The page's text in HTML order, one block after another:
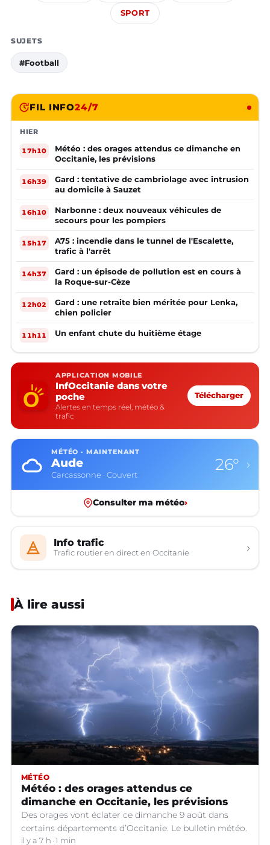
SPORT
SUJETS
#Football
FIL INFO24/7
HIER
17h10
Météo : des orages attendus ce dimanche en
Occitanie, les prévisions
16h39
Gard : tentative de cambriolage avec intrusion
au domicile à Sauzet
16h10
Narbonne : deux nouveaux véhicules de
secours pour les pompiers
15h17
A75 : incendie dans le tunnel de l'Escalette,
trafic à l'arrêt
14h37
Gard : un épisode de pollution est en cours à
la Roque-sur-Cèze
12h02
Gard : une retraite bien méritée pour Lenka,
chien policier
11h11 Un enfant chute du huitième étage
APPLICATION MOBILE
InfOccitanie dans votre
poche
Alertes en temps réel, météo &
trafic
Télécharger
MÉTÉO · MAINTENANT
Aude
Carcassonne · Couvert
26° ›
Consulter ma météo›
Info trafic
Trafic routier en direct en Occitanie ›
À lire aussi
MÉTÉO
Météo : des orages attendus ce
dimanche en Occitanie, les prévisions
Des orages vont éclater ce dimanche 9 août dans
certains départements d’Occitanie. Le bulletin météo.
il y a 7 h 1 min